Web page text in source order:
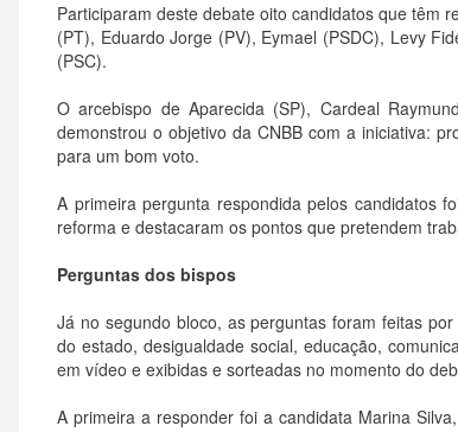
Participaram deste debate oito candidatos que têm
(PT), Eduardo Jorge (PV), Eymael (PSDC), Levy
(PSC).
O arcebispo de Aparecida (SP), Cardeal
demonstrou o objetivo da CNBB com a iniciativa:
para um bom voto.
A primeira pergunta respondida pelos candidatos
reforma e destacaram os pontos que pretendem
Perguntas dos bispos
Já no segundo bloco, as perguntas foram feitas
do estado, desigualdade social, educação,
em vídeo e exibidas e sorteadas no momento do
A primeira a responder foi a candidata Marina